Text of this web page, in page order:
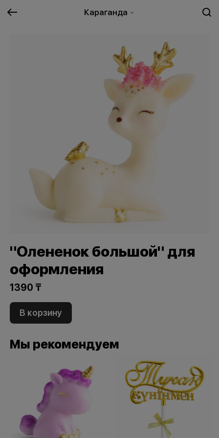
Караганда
"Олененок большой" для
оформления
1390 ₸
В корзину
Мы рекомендуем